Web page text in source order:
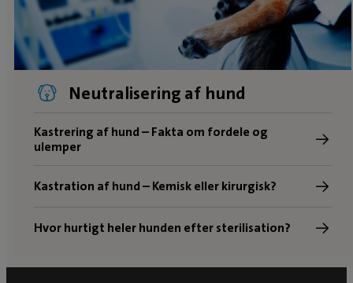
Neutralisering af hund
Kastrering af hund – Fakta om fordele og
ulemper
Kastration af hund – Kemisk eller kirurgisk?
Hvor hurtigt heler hunden efter sterilisation?